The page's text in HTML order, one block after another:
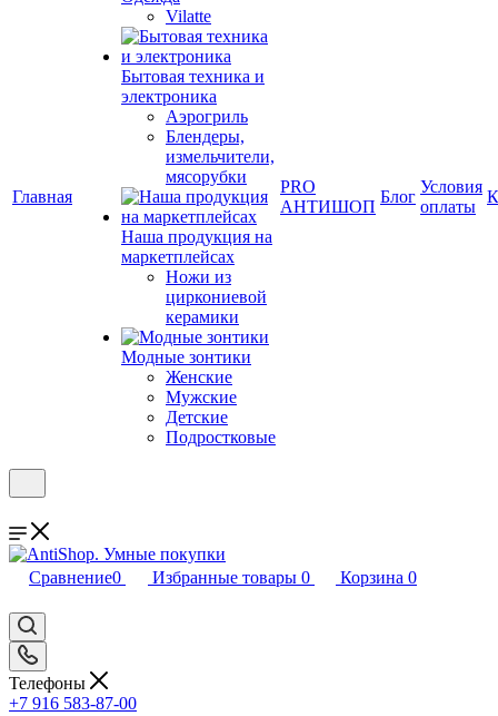
Главная
Vilatte
Бытовая техника и
электроника
Аэрогриль
Блендеры,
измельчители,
мясорубки
Наша продукция на
маркетплейсах
Ножи из
циркониевой
керамики
Модные зонтики
Женские
Мужские
Детские
Подростковые
PRO
АНТИШОП
Блог
Условия
оплаты
Сравнение0 Избранные товары 0 Корзина 0
Телефоны
+7 916 583-87-00